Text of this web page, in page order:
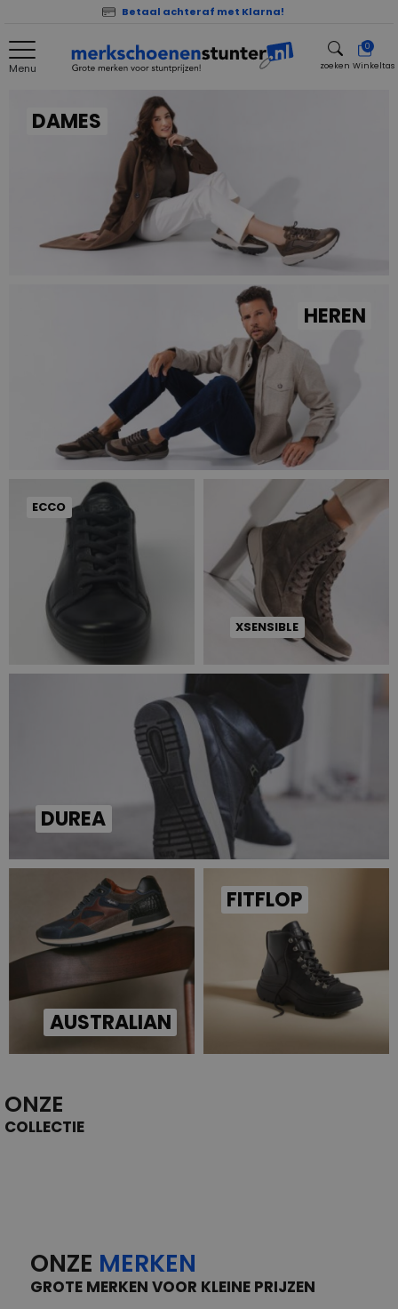
Betaal achteraf met Klarna!
Menu zoeken
0
Winkeltas
DAMES
HEREN
ECCO
XSENSIBLE
DUREA
AUSTRALIAN
FITFLOP
ONZE
COLLECTIE
ONZE MERKEN
GROTE MERKEN VOOR KLEINE PRIJZEN